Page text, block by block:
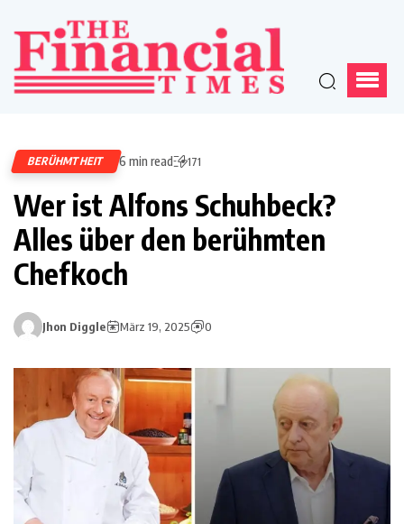
BERÜHMTHEIT 6 min read 171
Wer ist Alfons Schuhbeck?
Alles über den berühmten
Chefkoch
Jhon Diggle März 19, 2025 0